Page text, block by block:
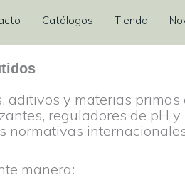
Catálogos Tienda
aditivos y materias
reguladores de pH
normativas
manera: